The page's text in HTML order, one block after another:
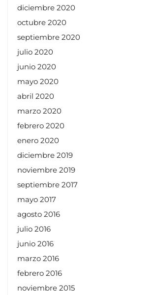
diciembre 2020
octubre 2020
septiembre 2020
julio 2020
junio 2020
mayo 2020
abril 2020
marzo 2020
febrero 2020
enero 2020
diciembre 2019
noviembre 2019
septiembre 2017
mayo 2017
agosto 2016
julio 2016
junio 2016
marzo 2016
febrero 2016
noviembre 2015